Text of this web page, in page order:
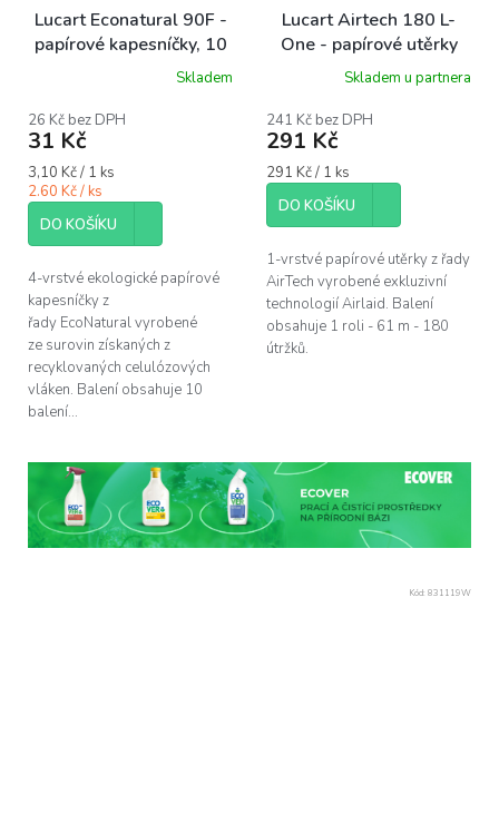
Lucart Econatural 90F -
papírové kapesníčky, 10
produktu
je
z
5
hvězdiček.
Skladem
26 Kč bez DPH
31 Kč
Měrná
cena:
3,10 Kč / 1 ks
2.60 Kč / ks
DO KOŠÍKU
4-vrstvé ekologické papírové
kapesníčky z
řady EcoNatural vyrobené
ze surovin získaných z
recyklovaných celulózových
vláken. Balení obsahuje 10
balení...
Lucart Airtech 180 L-
One - papírové utěrky
Skladem u partnera
241 Kč bez DPH
291 Kč
Měrná
cena:
291 Kč / 1 ks
DO KOŠÍKU
1-vrstvé papírové utěrky z řady
AirTech vyrobené exkluzivní
technologií Airlaid. Balení
obsahuje 1 roli - 61 m - 180
útržků.
Kód: 831119W